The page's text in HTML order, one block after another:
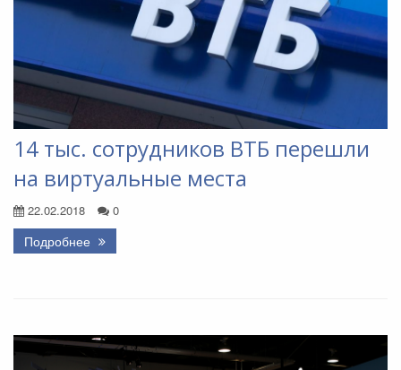
14 тыс. сотрудников ВТБ перешли
на виртуальные места
22.02.2018 0
Подробнее